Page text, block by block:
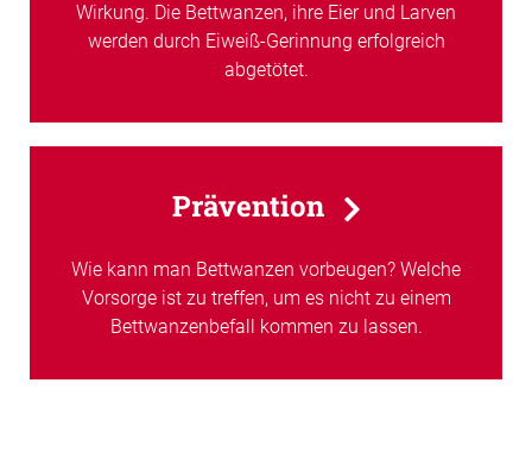
Wirkung. Die Bettwanzen, ihre Eier und Larven
werden durch Eiweiß-Gerinnung erfolgreich
abgetötet.
Prävention
Wie kann man Bettwanzen vorbeugen? Welche
Vorsorge ist zu treffen, um es nicht zu einem
Bettwanzenbefall kommen zu lassen.